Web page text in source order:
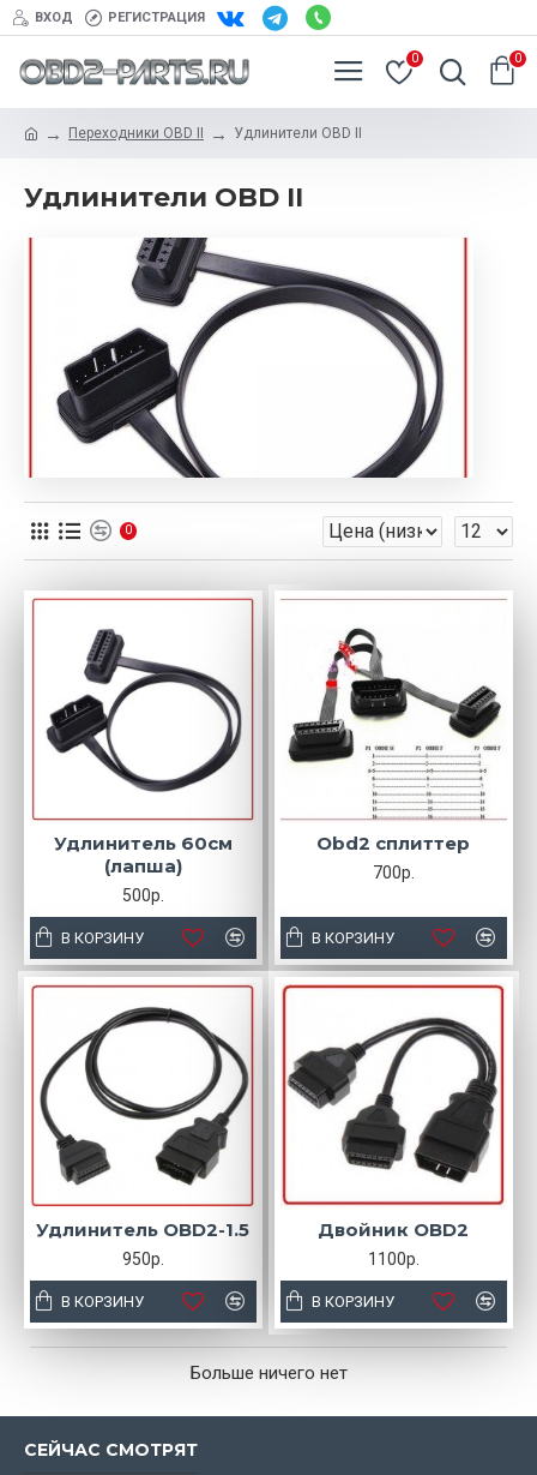
ВХОД РЕГИСТРАЦИЯ
0 0
Переходники OBD II Удлинители OBD II
Удлинители OBD II
0
Удлинитель 60см
(лапша)
500р.
В КОРЗИНУ
Obd2 сплиттер
700р.
В КОРЗИНУ
Удлинитель OBD2-1.5
950р.
В КОРЗИНУ
Двойник OBD2
1100р.
В КОРЗИНУ
Больше ничего нет
СЕЙЧАС СМОТРЯТ